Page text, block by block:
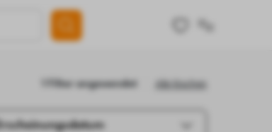
Alle löschen
1 Filter angewendet
Erscheinungsdatum